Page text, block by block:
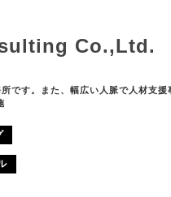
Co.,Ltd.
す。また、幅広い人脈で人材支